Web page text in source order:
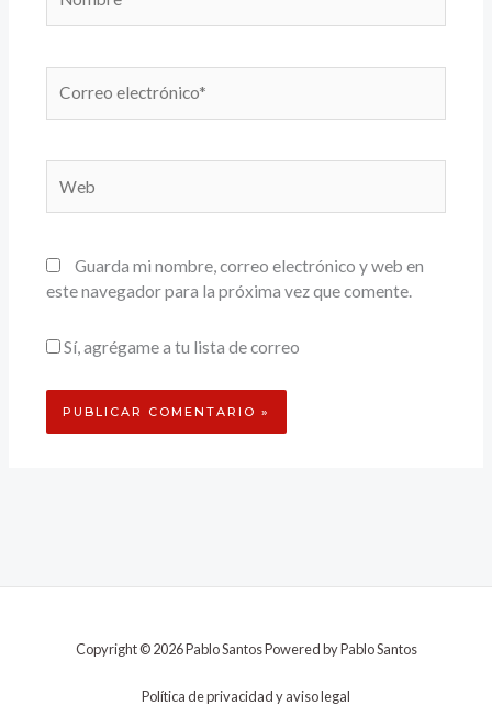
electrónico*
Guarda mi nombre, correo electrónico y web en
este navegador para la próxima vez que comente.
Sí, agrégame a tu lista de correo
Copyright © 2026 Pablo Santos Powered by Pablo Santos
Política de privacidad y aviso legal